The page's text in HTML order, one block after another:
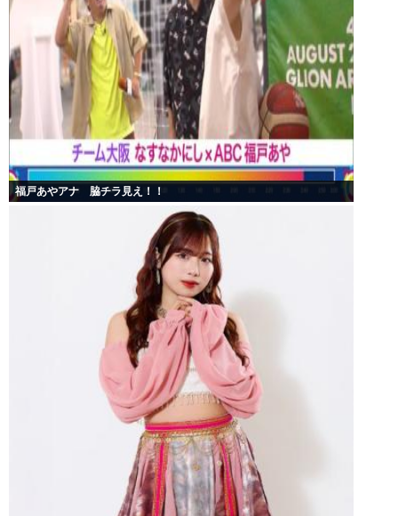
福戸あやアナ 脇チラ見え！！